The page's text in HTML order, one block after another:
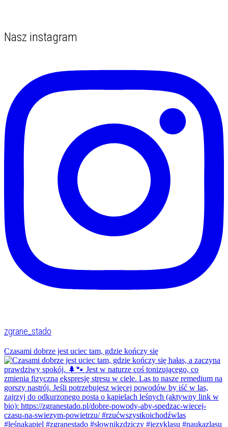
Nasz instagram
zgrane_stado
Czasami dobrze jest uciec tam, gdzie kończy się